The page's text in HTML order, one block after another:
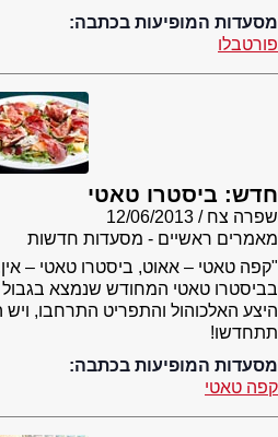
מסעדות המופיעות בכתבה:
פורטבלו
חדש: ביסטרו טאטי
שפרה צח
12/06/2013
מאמרים ראשיים - מסעדות חדשות
"קפה טאטי – אאוט, ביסטרו טאטי –
בביסטרו טאטי המחודש שנמצא
היצע האלכוהול והתפריט התרחבו,
תתחדשו!
מסעדות המופיעות בכתבה:
קפה טאטי